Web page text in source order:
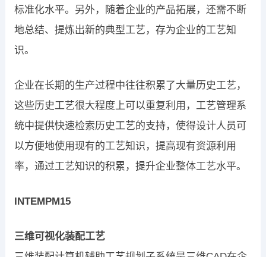
标准化水平。另外，随着企业的产品拓展，还需不断
地总结、提炼出新的典型工艺，存为企业的工艺知
识。
企业在长期的生产过程中往往积累了大量历史工艺，
这些历史工艺很大程度上可以重复利用，工艺管理系
统中提供快速检索历史工艺的支持，使得设计人员可
以方便地使用现有的工艺知识，提高现有资源利用
率，通过工艺知识的积累，提升企业整体工艺水平。
INTEMPM15
三维可视化装配工艺